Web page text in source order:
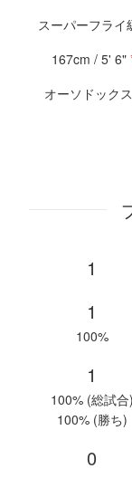
スーパーフライ
167cm / 5' 6"
オーソドックス
1
1
100%
1
100% (総試合)
100% (勝ち)
0